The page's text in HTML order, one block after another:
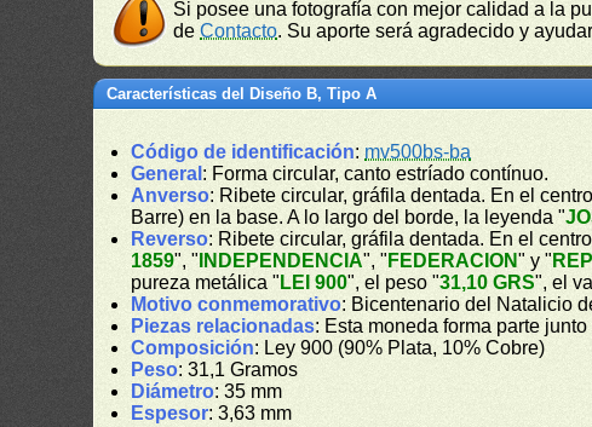
Si posee una fotografía con mejor calidad a la
deContacto. Su aporte será agradecido y
Características del Diseño B, Tipo A
Código de identificación: mv500bs-ba
General : Forma circular, canto estríado contínuo.
Anverso: Ribete circular, gráfila dentada. En el
Barre) en la base. A lo largo del borde, la leyenda "
Reverso: Ribete circular, gráfila dentada. En el
1859", " INDEPENDENCIA", " FEDERACION" y "
pureza metálica " LEI 900", el peso "31,10 GRS", el
Motivo conmemorativo: Bicentenario del Natalicio
Piezas relacionadas: Esta moneda forma parte
Composición: Ley 900 (90% Plata, 10% Cobre)
Peso: 31,1 Gramos
Diámetro: 35 mm
Espesor: 3,63 mm